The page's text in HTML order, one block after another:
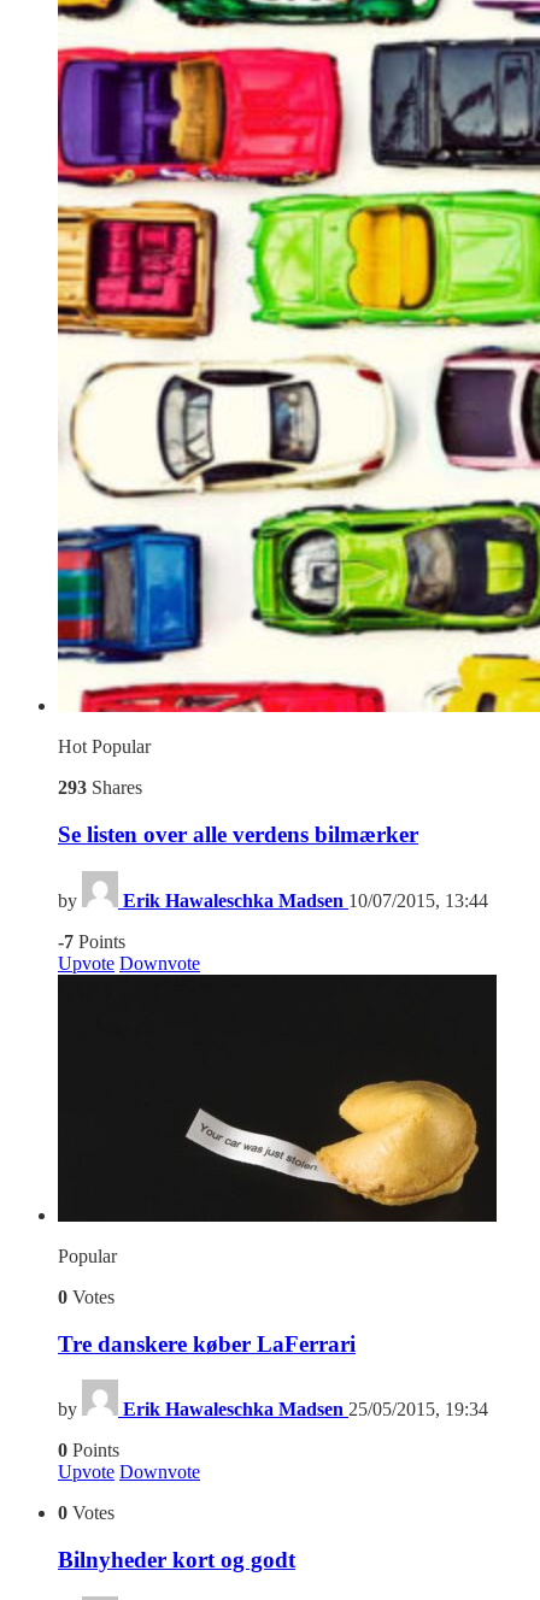
HotPopular
293 Shares
Se listen over alle verdens bilmærker
by Erik Hawaleschka Madsen 10/07/2015, 13:44
-7 Points
Upvote Downvote
Popular
0 Votes
Tre danskere køber LaFerrari
by Erik Hawaleschka Madsen 25/05/2015, 19:34
0 Points
Upvote Downvote
0 Votes
Bilnyheder kort og godt